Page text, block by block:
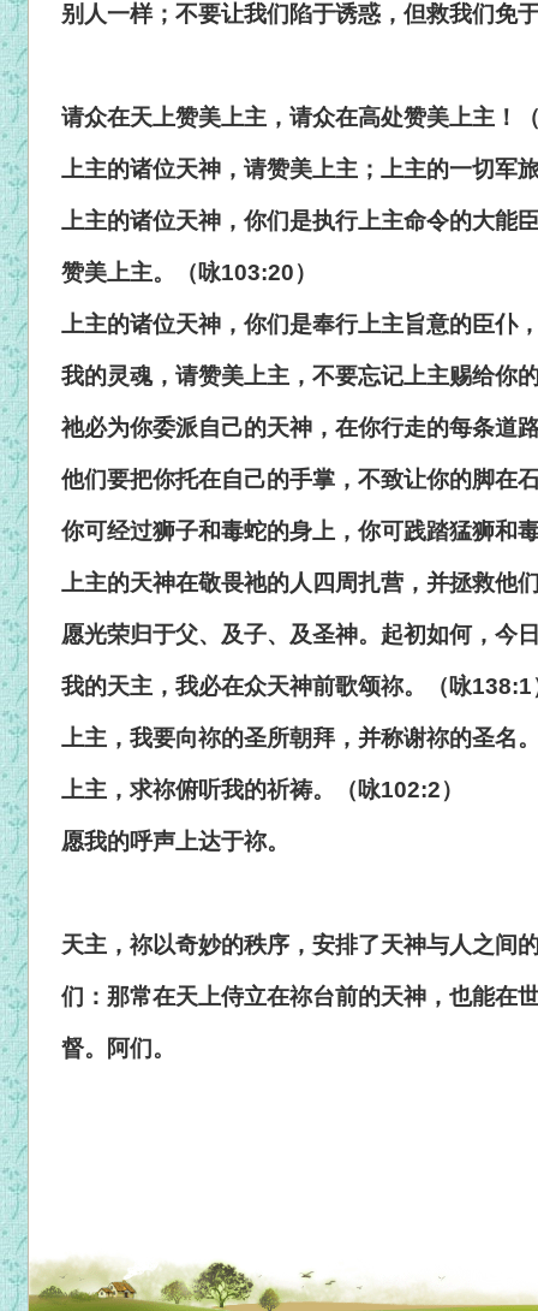
别人一样；不要让我们陷于诱惑，但救我们免
请众在天上赞美上主，请众在高处赞美上主！
上主的诸位天神，请赞美上主；上主的一切军
上主的诸位天神，你们是执行上主命令的大能
赞美上主。（咏103:20）
上主的诸位天神，你们是奉行上主旨意的臣仆
我的灵魂，请赞美上主，不要忘记上主赐给你
祂必为你委派自己的天神，在你行走的每条道
他们要把你托在自己的手掌，不致让你的脚在
你可经过狮子和毒蛇的身上，你可践踏猛狮和
上主的天神在敬畏祂的人四周扎营，并拯救他
愿光荣归于父、及子、及圣神。起初如何，今
我的天主，我必在众天神前歌颂祢。（咏138:1
上主，我要向祢的圣所朝拜，并称谢祢的圣名
上主，求祢俯听我的祈祷。（咏102:2）
愿我的呼声上达于祢。
天主，祢以奇妙的秩序，安排了天神与人之间
们：那常在天上侍立在祢台前的天神，也能在
督。阿们。